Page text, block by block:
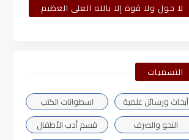
لا حول ولا قوة إلا بالله العلى العظيم
التسميات
أبحاث ورسائل علمية
اسطوانات الكتب
النحو والصرف
قسم أدب الأطفال